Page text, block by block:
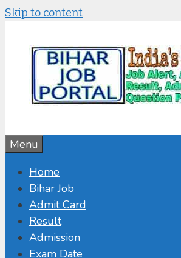
Skip to content
Menu
Home
Bihar Job
Admit Card
Result
Admission
Exam Date